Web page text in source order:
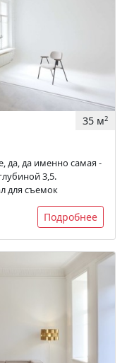
35 м2
да, да именно самая -
3,5.
для съемок
Подробнее